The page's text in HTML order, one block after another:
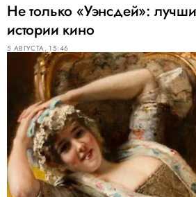
Не только «Уэнсдей»:
истории кино
5 АВГУСТА, 15:46